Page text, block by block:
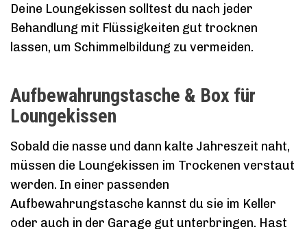
Deine Loungekissen solltest du nach jeder
Behandlung mit Flüssigkeiten gut trocknen
lassen, um Schimmelbildung zu vermeiden.
Aufbewahrungstasche & Box für
Loungekissen
Sobald die nasse und dann kalte Jahreszeit naht,
müssen die Loungekissen im Trockenen verstaut
werden. In einer passenden
Aufbewahrungstasche kannst du sie im Keller
oder auch in der Garage gut unterbringen. Hast